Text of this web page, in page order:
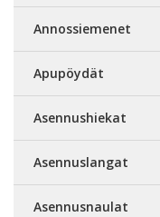
Annossiemenet
Apupöydät
Asennushiekat
Asennuslangat
Asennusnaulat